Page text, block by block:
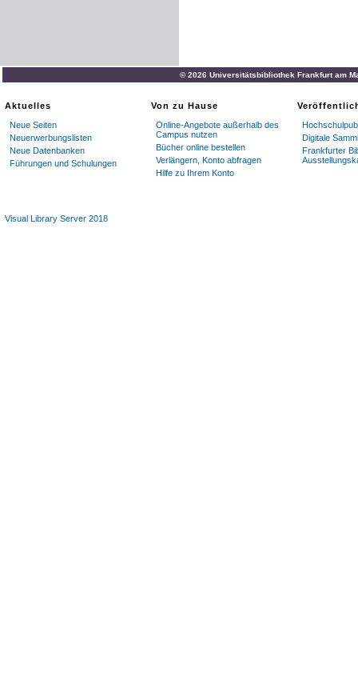
© 2026 Universitätsbibliothek Frankfurt am
Aktuelles
Neue Seiten
Neuerwerbungslisten
Neue Datenbanken
Führungen und Schulungen
Von zu Hause
Online-Angebote außerhalb des
Campus nutzen
Bücher online bestellen
Verlängern, Konto abfragen
Hilfe zu Ihrem Konto
Digitale
Frankfurter
Visual Library Server 2018